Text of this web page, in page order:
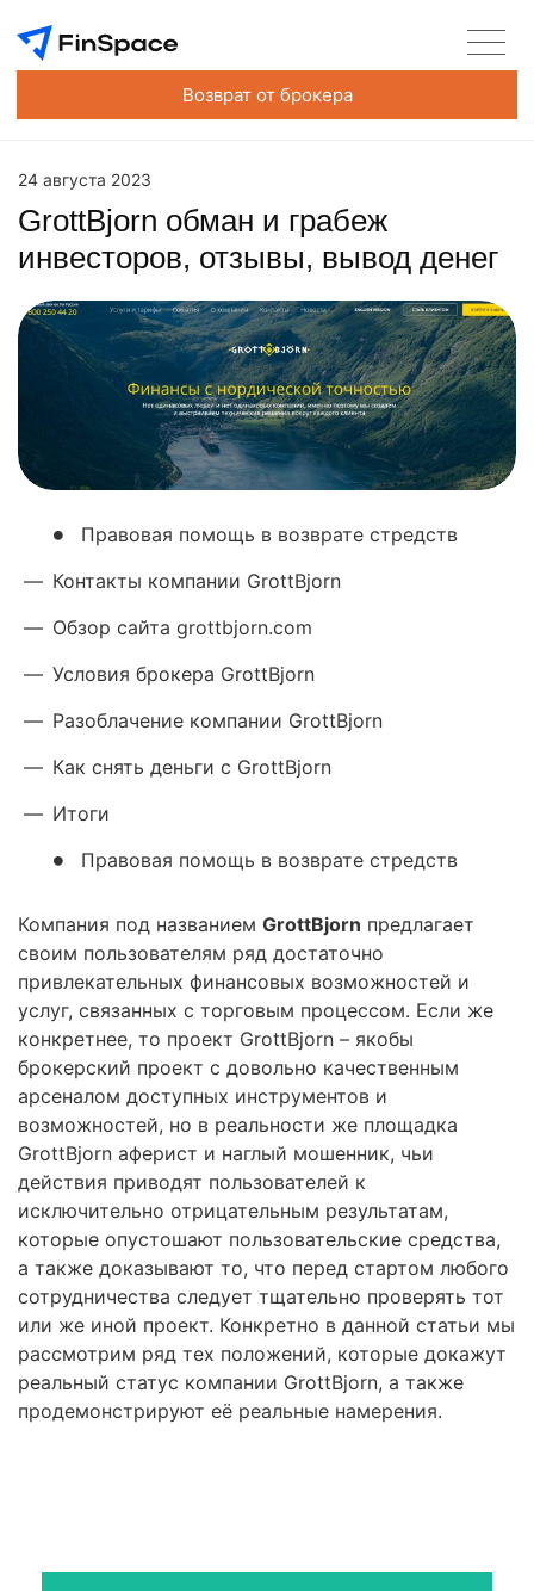
Возврат от брокера
24 августа 2023
GrottBjorn обман и грабеж
инвесторов, отзывы, вывод денег
Правовая помощь в возврате стредств
— Контакты компании GrottBjorn
— Обзор сайта grottbjorn.com
— Условия брокера GrottBjorn
— Разоблачение компании GrottBjorn
— Как снять деньги с GrottBjorn
— Итоги
Правовая помощь в возврате стредств
Компания под названием GrottBjorn предлагает
своим пользователям ряд достаточно
привлекательных финансовых возможностей и
услуг, связанных с торговым процессом. Если же
конкретнее, то проект GrottBjorn – якобы
брокерский проект с довольно качественным
арсеналом доступных инструментов и
возможностей, но в реальности же площадка
GrottBjorn аферист и наглый мошенник, чьи
действия приводят пользователей к
исключительно отрицательным результатам,
которые опустошают пользовательские средства,
а также доказывают то, что перед стартом любого
сотрудничества следует тщательно проверять тот
или же иной проект. Конкретно в данной статьи мы
рассмотрим ряд тех положений, которые докажут
реальный статус компании GrottBjorn, а также
продемонстрируют её реальные намерения.